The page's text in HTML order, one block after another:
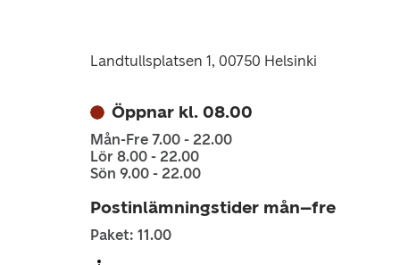
Landtullsplatsen 1, 00750 Helsinki
Öppnar kl. 08.00
Mån-Fre 7.00 - 22.00
Lör 8.00 - 22.00
Sön 9.00 - 22.00
Postinlämningstider mån–fre
Paket: 11.00